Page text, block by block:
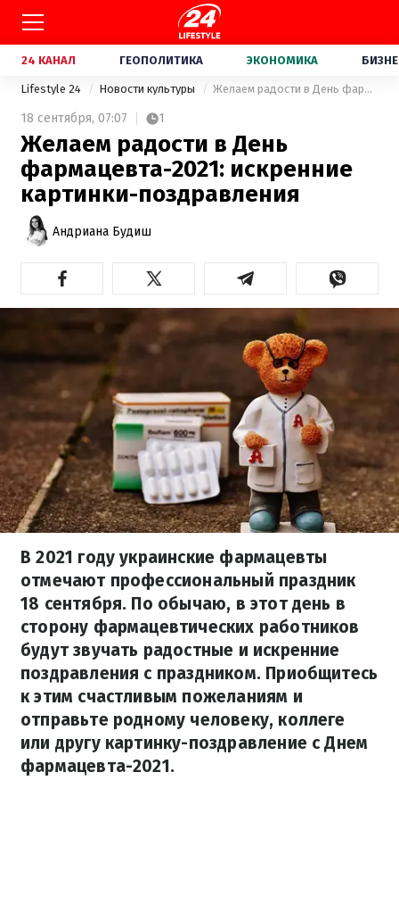
24 КАНАЛ ГЕОПОЛИТИКА ЭКОНОМИКА
Lifestyle 24 Новости культуры Желаем радости в День фармацевта-2021: искренние картинки-поздравления
18 сентября, 07:07 1
Желаем радости в День
фармацевта-2021: искренние
картинки-поздравления
Андриана Будиш
В 2021 году украинские фармацевты
отмечают профессиональный праздник
18 сентября. По обычаю, в этот день в
сторону фармацевтических работников
будут звучать радостные и искренние
поздравления с праздником. Приобщитесь
к этим счастливым пожеланиям и
отправьте родному человеку, коллеге
или другу картинку-поздравление с Днем
фармацевта-2021.